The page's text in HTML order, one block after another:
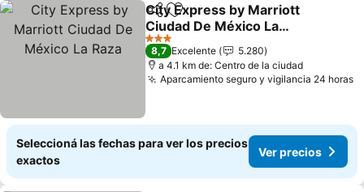
CompartirAñadir a favoritos
City Express by Marriott
Ciudad De México La
Raza
3 Estrellas
8,7 Excelente
5.280
a 4.1 km de: Centro de la ciudad
Aparcamiento seguro y vigilancia 24 horas
Seleccioná las fechas para ver los precios
exactos
Ver precios